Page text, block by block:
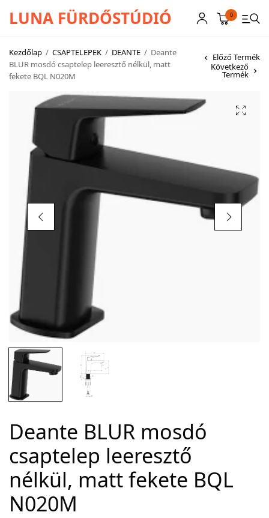
LUNA FÜRDŐSTÚDIÓ 0
Kezdőlap / CSAPTELEPEK / DEANTE / Deante
BLUR mosdó csaptelep leeresztő nélkül, matt
fekete BQL N020M
Előző Termék
Következő
Termék
Deante BLUR mosdó
csaptelep leeresztő
nélkül, matt fekete BQL
N020M
CSAPTELEPEK
SZANITEREK
SCHWAB
KÁDAK
KABINOK – TÁLCÁK
TOVÁBBI TERMÉKEK
BEMUTATÓTERMÜNK KÉPEKBEN
AKCIÓS TERMÉKEK
Adatvédelem
Garancia érvényesítése
Általános Szerződési Feltételek
Szállítási információk
Copyright © 2021 Premium WordPress Themes